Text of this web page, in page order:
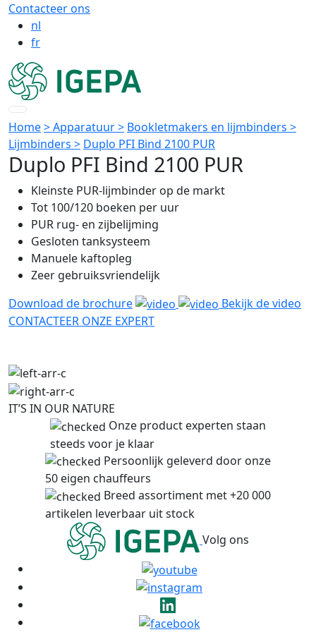
Contacteer ons
nl
fr
Home> Apparatuur > Bookletmakers en lijmbinders >
Lijmbinders > Duplo PFI Bind 2100 PUR
Duplo PFI Bind 2100 PUR
Kleinste PUR-lijmbinder op de markt
Tot 100/120 boeken per uur
PUR rug- en zijbelijming
Gesloten tanksysteem
Manuele kaftopleg
Zeer gebruiksvriendelijk
Download de brochure
Bekijk de video
CONTACTEER ONZE EXPERT
IT’S IN OUR NATURE
Onze product experten staan
steeds voor je klaar
Persoonlijk geleverd door onze
50 eigen chauffeurs
Breed assortiment met +20 000
artikelen leverbaar uit stock
Volg ons